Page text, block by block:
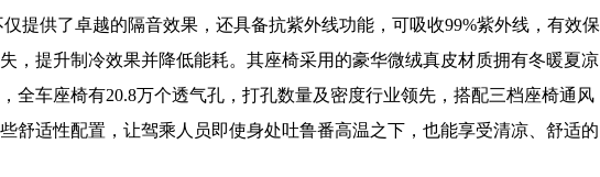
提供了卓越的隔音效果，还具备抗紫外线功能，可吸收99%紫外线，有效保
，提升制冷效果并降低能耗。其座椅采用的豪华微绒真皮材质拥有冬暖夏凉
全车座椅有20.8万个透气孔，打孔数量及密度行业领先，搭配三档座椅通风
舒适性配置，让驾乘人员即使身处吐鲁番高温之下，也能享受清凉、舒适的